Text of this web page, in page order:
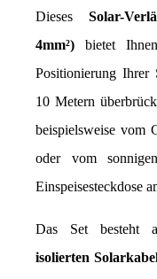
Dieses Solar-
4mm²) bietet
Positionierung
10 Metern
beispielsweise vom
oder vom
Einspeisesteckdose
Das Set besteht
isolierten